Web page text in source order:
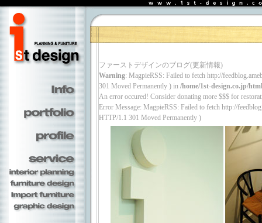
ファーストデザインのブログ(更新情報)
Warning: MagpieRSS: Failed to fetch http://
301 Moved Permanently ) in /home/1st-design.co.jp/
An error occured! Consider donating more $$$ for
Error Message: MagpieRSS: Failed to fetch http://
HTTP/1.1 301 Moved Permanently )